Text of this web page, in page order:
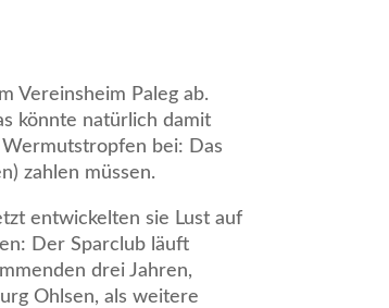
Vereinsheim Paleg ab.
könnte natürlich damit
bei: Das
zahlen müssen.
entwickelten sie Lust auf
Der Sparclub läuft
drei Jahren,
Ohlsen, als weitere